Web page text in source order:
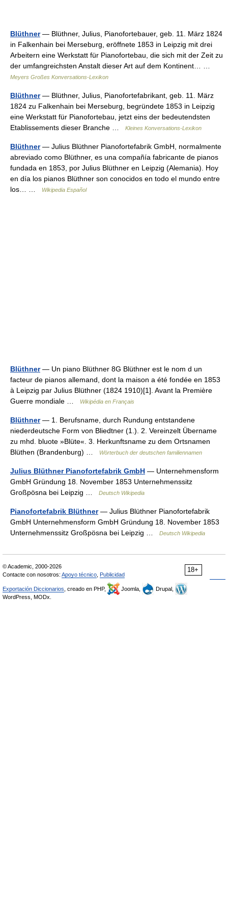
Blüthner— Blüthner, Julius, Pianofortebauer, geb. 11. März 1824
in Falkenhain bei Merseburg, eröffnete 1853 in Leipzig mit drei
Arbeitern eine Werkstatt für Pianofortebau, die sich mit der Zeit zu
der umfangreichsten Anstalt dieser Art auf dem Kontinent… …
Meyers Großes Konversations-Lexikon
Blüthner— Blüthner, Julius, Pianofortefabrikant, geb. 11. März
1824 zu Falkenhain bei Merseburg, begründete 1853 in Leipzig
eine Werkstatt für Pianofortebau, jetzt eins der bedeutendsten
Etablissements dieser Branche …
Kleines Konversations-Lexikon
Blüthner— Julius Blüthner Pianofortefabrik GmbH, normalmente
abreviado como Blüthner, es una compañía fabricante de pianos
fundada en 1853, por Julius Blüthner en Leipzig (Alemania). Hoy
en día los pianos Blüthner son conocidos en todo el mundo entre
los… …
Wikipedia Español
Blüthner— Un piano Blüthner 8G Blüthner est le nom d un
facteur de pianos allemand, dont la maison a été fondée en 1853
à Leipzig par Julius Blüthner (1824 1910)[1]. Avant la Première
Guerre mondiale …
Wikipédia en Français
Blüthner— 1. Berufsname, durch Rundung entstandene
niederdeutsche Form von Bliedtner (1.). 2. Vereinzelt Übername
zu mhd. bluote »Blüte«. 3. Herkunftsname zu dem Ortsnamen
Blüthen (Brandenburg) …
Wörterbuch der deutschen familiennamen
Julius Blüthner Pianofortefabrik GmbH — Unternehmensform
GmbH Gründung 18. November 1853 Unternehmenssitz
Großpösna bei Leipzig …
Deutsch Wikipedia
Pianofortefabrik Blüthner— Julius Blüthner Pianofortefabrik
GmbH Unternehmensform GmbH Gründung 18. November 1853
Unternehmenssitz Großpösna bei Leipzig …
Deutsch Wikipedia
18+
© Academic, 2000-2026
Contacte con nosotros: Apoyo técnico Publicidad
Exportación Diccionarios , creado en PHP, Joomla,
Drupal,
WordPress, MODx.